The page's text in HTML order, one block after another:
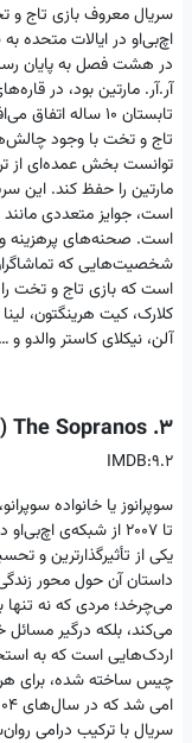
در هشت فصل به پایان
آر.آر. مارتین بود، در
تابستان ۱۰ ساله
تاج و تخت با وجود
توانست بخش عمده‌ای از
مارتین را حفظ کند. این
است، جوایز متعددی
است. صحنه‌های پرهزینه و
شخصیت‌هایی که
است که بازی تاج و تخت
کلارک، کیت هرینگتون،
آلن، نیکلای کاستر والدو
3. The Sopranos (سوپرانوها)
IMDB:9.2
یکی از تأثیرگذارترین و
داستان آن حول محور
می‌چرخد؛ مردی که نه‌
می‌کند، بلکه درگیر
اردک‌هایی است که به
چیس ساخته شده، برای
سریال با ترکیب درامی